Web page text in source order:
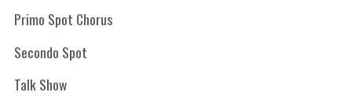
Primo Spot Chorus
Secondo Spot
Talk Show